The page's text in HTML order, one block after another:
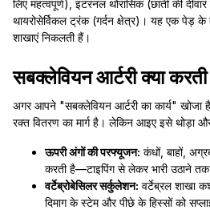
लिए महत्वपूर्ण), इंटरनल थोरासिक (छाती की
थायरोसेर्विकल ट्रंक (गर्दन क्षेत्र)। यह एक पेड़
शाखाएं निकलती हैं।
सबक्लेवियन आर्टरी क्या
अगर आपने "सबक्लेवियन आर्टरी का कार्य"
रक्त वितरण का मार्ग है। लेकिन आइए इसे थोड़ा
ऊपरी अंगों की परफ्यूजन: कंधों, बाहों,
करती है—टाइपिंग से लेकर भारी उठाने
वर्टेब्रोबेसिलर सर्कुलेशन: वर्टेब्रल शाखा
दिमाग के स्टेम और पीछे के हिस्सों को